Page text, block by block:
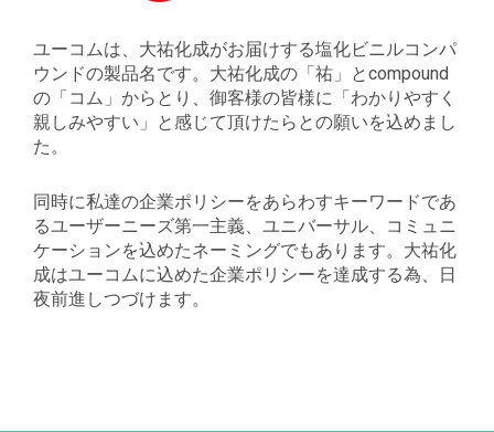
ユーコムは、大祐化成がお届けする塩化ビニルコンパ
ウンドの製品名です。大祐化成の「祐」とcompound
の「コム」からとり、御客様の皆様に「わかりやすく
親しみやすい」と感じて頂けたらとの願いを込めまし
た。
同時に私達の企業ポリシーをあらわすキーワードであ
るユーザーニーズ第一主義、ユニバーサル、コミュニ
ケーションを込めたネーミングでもあります。大祐化
成はユーコムに込めた企業ポリシーを達成する為、日
夜前進しつづけます。